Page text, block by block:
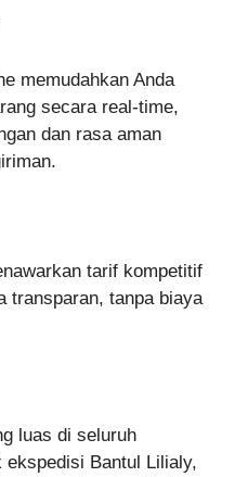
memudahkan Anda
secara real-time,
dan rasa aman
tarif kompetitif
transparan, tanpa biaya
luas di seluruh
ekspedisi Bantul Lilialy,